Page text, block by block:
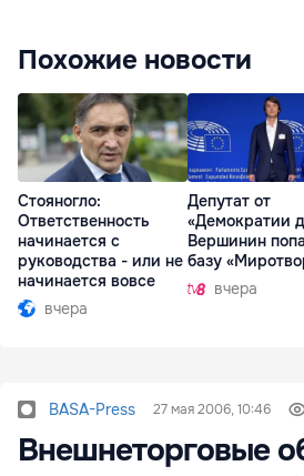
Похожие новости
Стояногло:
Ответственность
начинается с
руководства - или не
начинается вовсе
вчера
Депутат от
«Демократии
Вершинин
базу
вчера
BASA-Press 27 мая 2006, 10:46
Внешнеторговые